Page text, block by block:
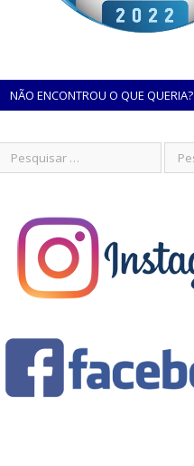
NÃO ENCONTROU O QUE QUERIA?